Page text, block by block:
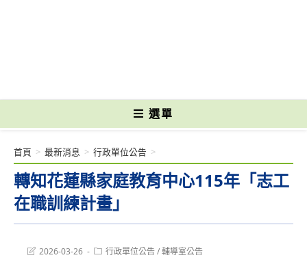
選單
轉知花蓮縣家庭教育中心115年「志工
在職訓練計畫」
首頁 > 最新消息 > 行政單位公告 >
Post2026-03-26
Post行政單位公告/輔導室公告